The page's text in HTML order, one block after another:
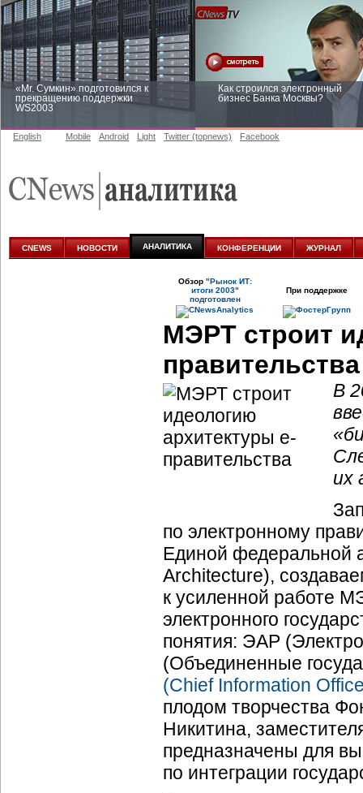
«Mr. Сумкин» подготовился к
прекращению поддержки
WS2003
Как строился электронный
бизнес Банка Москвы?
аналитике
English Mobile Android Light Twitter (topnews) Facebook
CNEWS НОВОСТИ АНАЛИТИКА КОНФЕРЕНЦИИ ЖУРНАЛ
Обзор "Рынок ИТ:
итоги 2003"
подготовлен
При поддержке
МЭРТ строит
правительства
В
их
по электронному
Единой федеральной
Architecture),
к усиленной работе
электронного
понятия: ЭАР
(Объединенные
(Chief Information
плодом творчества
Никитина,
предназначены для
по интеграции